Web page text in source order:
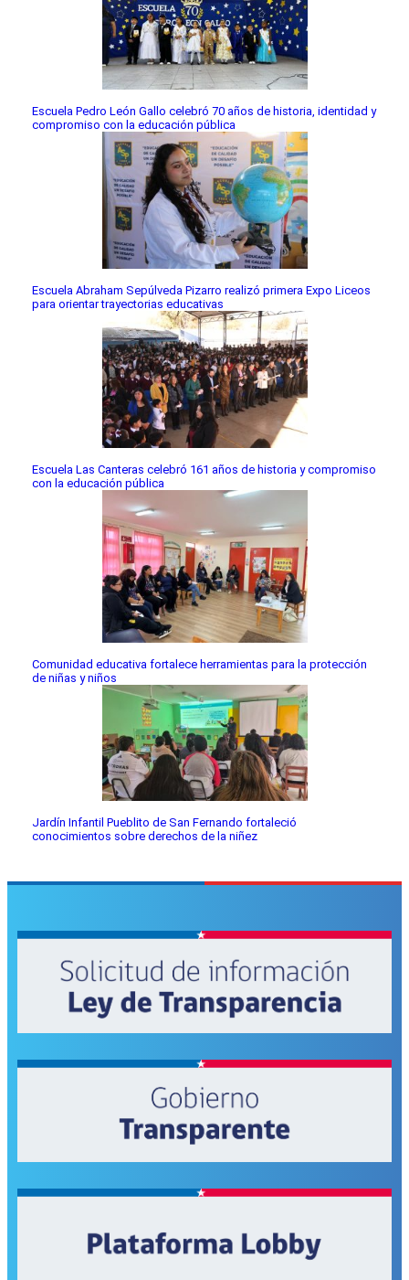
Escuela Pedro León Gallo celebró 70 años de historia, identidad y
compromiso con la educación pública
Escuela Abraham Sepúlveda Pizarro realizó primera Expo Liceos
para orientar trayectorias educativas
Escuela Las Canteras celebró 161 años de historia y compromiso
con la educación pública
Comunidad educativa fortalece herramientas para la protección
de niñas y niños
Jardín Infantil Pueblito de San Fernando fortaleció
conocimientos sobre derechos de la niñez